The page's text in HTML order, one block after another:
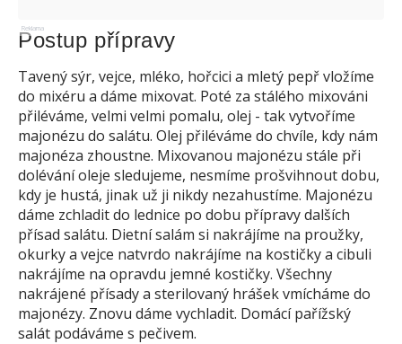
Reklama
Postup přípravy
Tavený sýr, vejce, mléko, hořcici a mletý pepř vložíme
do mixéru a dáme mixovat. Poté za stálého mixováni
přiléváme, velmi velmi pomalu, olej - tak vytvoříme
majonézu do salátu. Olej přiléváme do chvíle, kdy nám
majonéza zhoustne. Mixovanou majonézu stále při
dolévání oleje sledujeme, nesmíme prošvihnout dobu,
kdy je hustá, jinak už ji nikdy nezahustíme. Majonézu
dáme zchladit do lednice po dobu přípravy dalších
přísad salátu. Dietní salám si nakrájíme na proužky,
okurky a vejce natvrdo nakrájíme na kostičky a cibuli
nakrájíme na opravdu jemné kostičky. Všechny
nakrájené přísady a sterilovaný hrášek vmícháme do
majonézy. Znovu dáme vychladit. Domácí pařížský
salát podáváme s pečivem.